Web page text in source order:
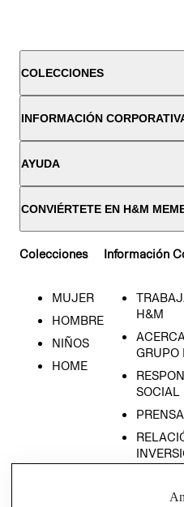
COLECCIONES
INFORMACIÓN
AYUDA
CONVIÉRTETE EN H&M
Colecciones
MUJER
HOMBRE
NIÑOS
HOME
Información
H&M
GRUPO
SOCIAL
PRENSA